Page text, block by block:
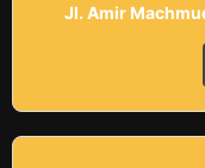
Jl. Amir